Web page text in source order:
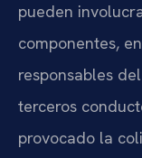
pueden
componentes,
responsables
terceros
provocado la